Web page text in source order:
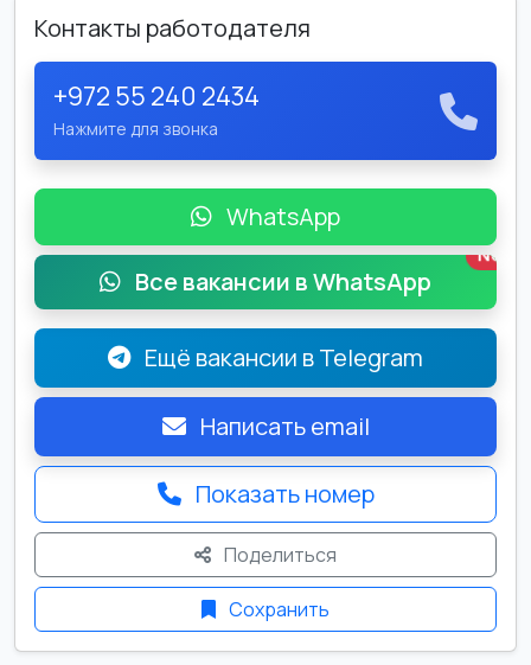
Контакты работодателя
+972 55 240 2434
Нажмите для звонка
WhatsApp
Все вакансии в WhatsApp
New
Ещё вакансии в Telegram
Написать email
Показать номер
Поделиться
Сохранить